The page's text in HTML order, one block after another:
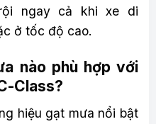
ngay cả khi xe di
ở tốc độ cao.
nào phù hợp với
Class?
hiệu gạt mưa nổi bật